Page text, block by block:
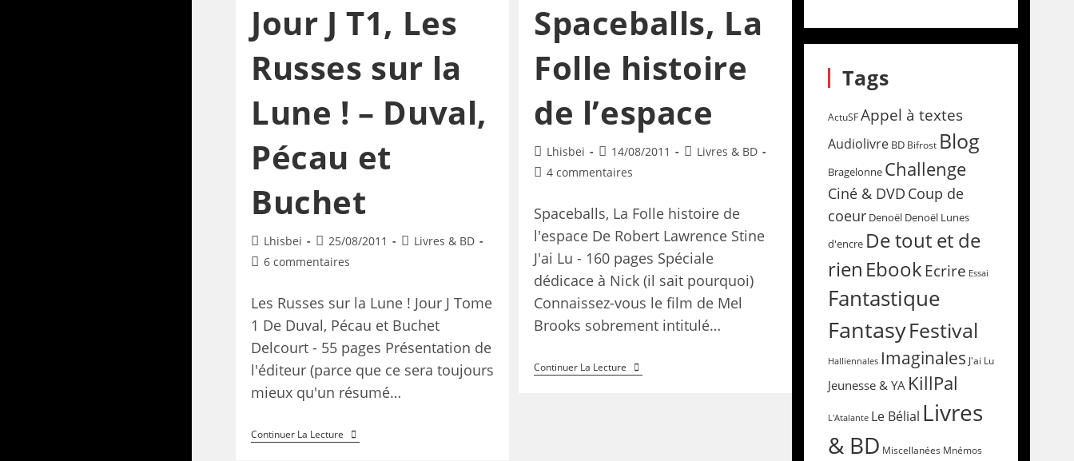
Jour J T1, Les
Russes sur la
Lune ! – Duval,
Pécau et
Buchet
Lhisbei 25/08/2011
Livres & BD
6 commentaires
Les Russes sur la Lune ! Jour J Tome
1 De Duval, Pécau et Buchet
Delcourt - 55 pages Présentation de
l'éditeur (parce que ce sera toujours
mieux qu'un résumé…
Continuer La Lecture
Spaceballs, La
Folle histoire
de l’espace
Lhisbei 14/08/2011
Livres & BD
4 commentaires
Spaceballs, La Folle histoire de
l'espace De Robert Lawrence Stine
J'ai Lu - 160 pages Spéciale
dédicace à Nick (il sait pourquoi)
Connaissez-vous le film de Mel
Brooks sobrement intitulé…
Continuer La Lecture
Tags
ActuSF Appel à textes
Audiolivre BD Bifrost Blog
Bragelonne Challenge
Ciné & DVD Coup de
coeur Denoël Denoël Lunes
d'encre De tout et de
rien EbookEcrire Essai
Fantastique
FantasyFestival
Halliennales Imaginales J'ai Lu
Jeunesse & YA KillPal
L'Atalante Le Bélial Livres
& BD Miscellanées Mnémos